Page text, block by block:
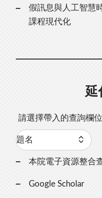
假訊息與人工智慧
課程現代化
延
請選擇帶入的查詢欄位
本院電子資源整合
Google Scholar